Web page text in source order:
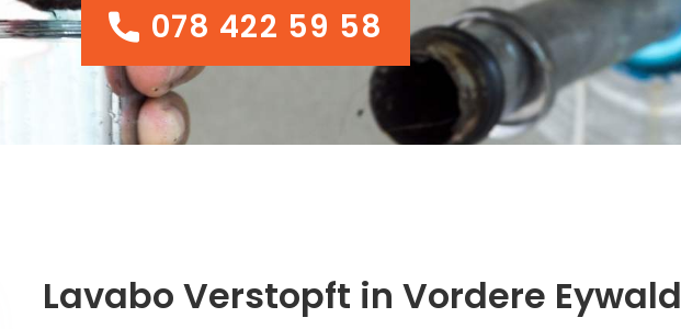
078 422 59 58
078 422 59 58
Lavabo Verstopft in Vordere Eywald